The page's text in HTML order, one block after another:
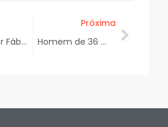
Governador Fábio Mitidieri acompanha a entrega da Rodovia Carlos Pinna de Assis em São Cristóvão
Próxima
Homem de 36 anos é encontrado sem vida no povoado Facão, em Aquidabã